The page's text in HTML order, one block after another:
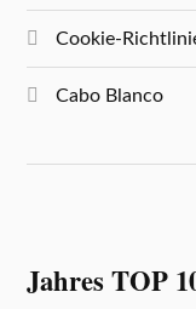
Cookie-
Cabo Blanco
Jahres TOP